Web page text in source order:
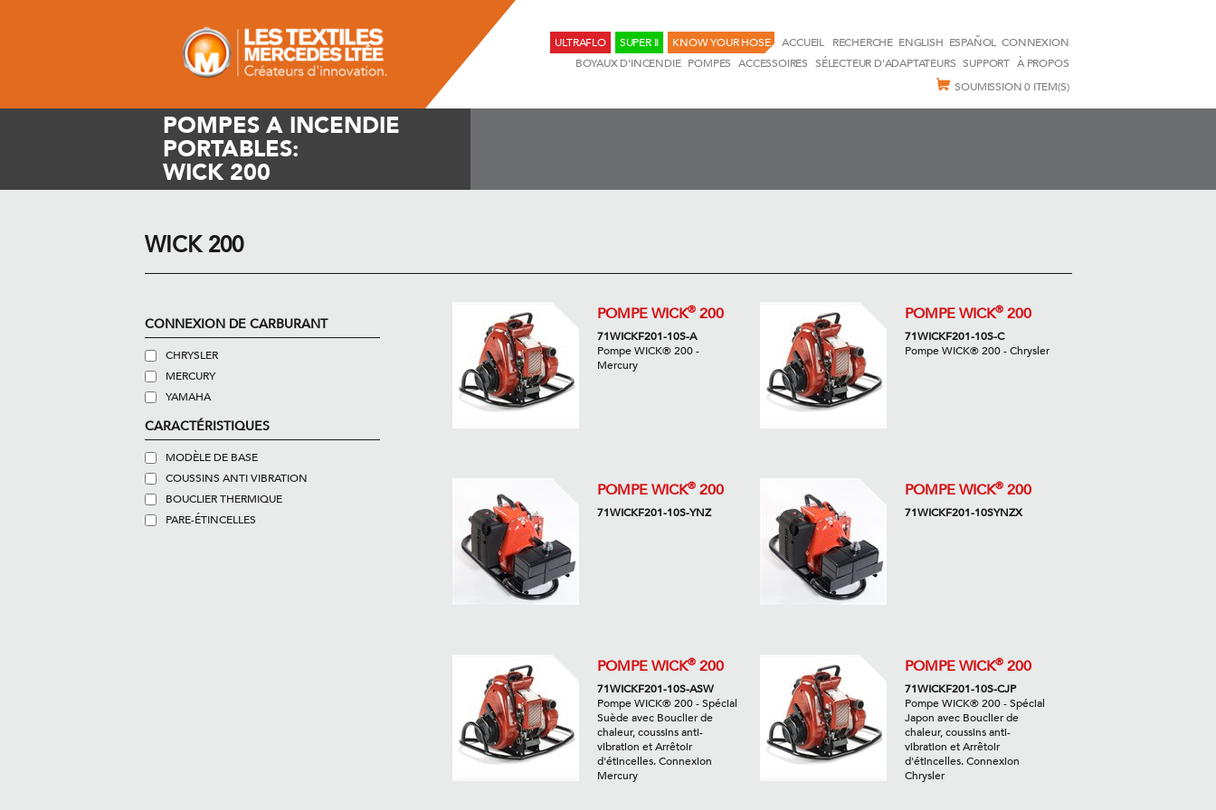
ULTRAFLO SUPER II KNOW YOUR HOSE ACCUEIL RECHERCHE ENGLISH ESPAÑOL CONNEXION
BOYAUX D'INCENDIE POMPES ACCESSOIRES SÉLECTEUR D'ADAPTATEURS SUPPORT À PROPOS
SOUMISSION0 ITEM(S)
POMPES A INCENDIE
PORTABLES:
WICK 200
WICK 200
CONNEXION DE CARBURANT
CHRYSLER
MERCURY
YAMAHA
CARACTÉRISTIQUES
MODÈLE DE BASE
COUSSINS ANTI VIBRATION
BOUCLIER THERMIQUE
PARE-ÉTINCELLES
POMPE WICK®200
71WICKF201-10S-A
Pompe WICK® 200 -
Mercury
POMPE WICK®200
71WICKF201-10S-C
Pompe WICK® 200 - Chrysler
POMPE WICK®200
71WICKF201-10S-YNZ
POMPE WICK®200
71WICKF201-10SYNZX
POMPE WICK®200
71WICKF201-10S-ASW
Pompe WICK® 200 - Spécial
Suède avec Bouclier de
chaleur, coussins anti-
vibration et Arrêtoir
d'étincelles. Connexion
Mercury
POMPE WICK®200
71WICKF201-10S-CJP
Pompe WICK® 200 - Spécial
Japon avec Bouclier de
chaleur, coussins anti-
vibration et Arrêtoir
d'étincelles. Connexion
Chrysler